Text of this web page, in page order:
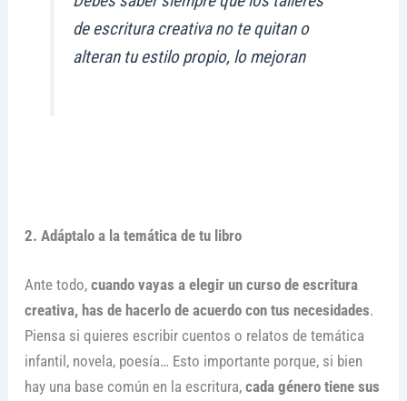
de escritura creativa no te quitan o
alteran tu estilo propio, lo mejoran
2. Adáptalo a la temática de tu libro
Ante todo, cuando vayas a elegir un curso de escritura
creativa, has de hacerlo de acuerdo con tus necesidades.
Piensa si quieres escribir cuentos o relatos de temática
infantil, novela, poesía… Esto importante porque, si bien
hay una base común en la escritura, cada género tiene sus